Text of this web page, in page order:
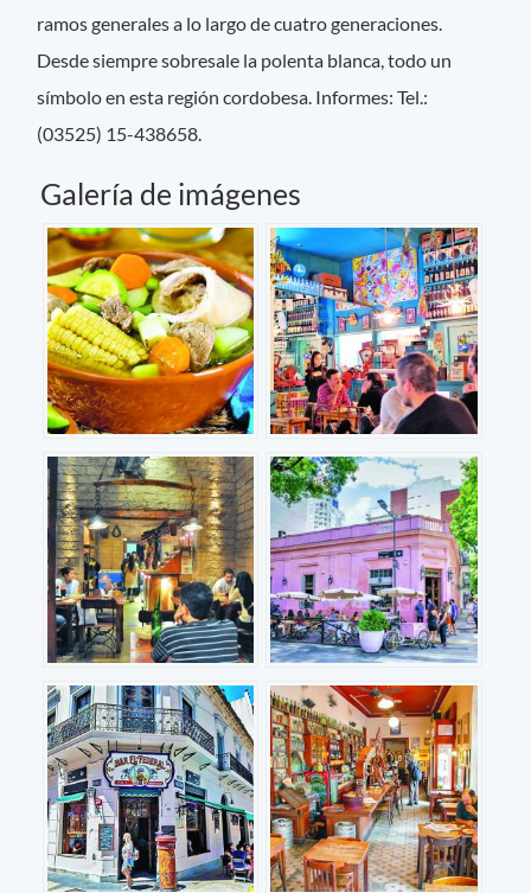
ramos generales a lo largo de cuatro generaciones.
Desde siempre sobresale la polenta blanca, todo un
símbolo en esta región cordobesa. Informes: Tel.:
(03525) 15-438658.
Galería de imágenes